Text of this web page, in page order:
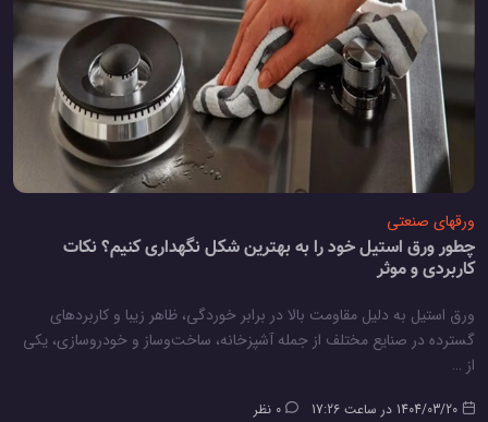
ورقهای صنعتی
چطور ورق استیل خود را به بهترین شکل نگهداری کنیم؟ نکات
کاربردی و موثر
ورق استیل به دلیل مقاومت بالا در برابر خوردگی، ظاهر زیبا و کاربردهای
گسترده در صنایع مختلف از جمله آشپزخانه، ساخت‌وساز و خودروسازی، یکی
از …
1404/03/20 در ساعت 17:26 0 نظر